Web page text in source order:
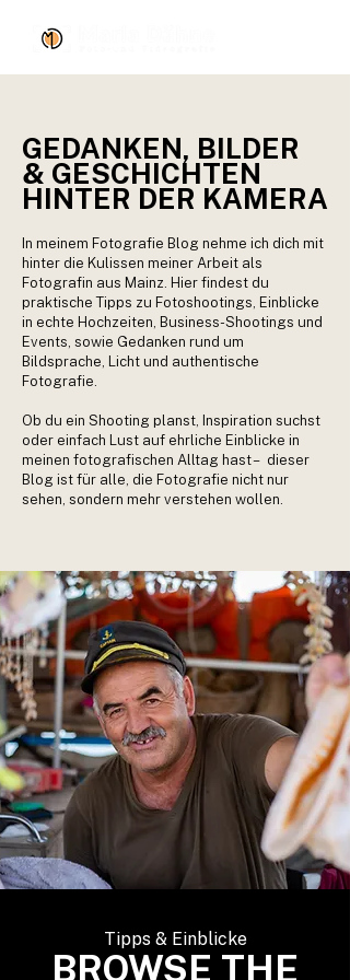
GEDANKEN, BILDER
& GESCHICHTEN
HINTER DER KAMERA
In meinem Fotografie Blog nehme ich dich mit
hinter die Kulissen meiner Arbeit als
Fotografin aus Mainz. Hier findest du
praktische Tipps zu Fotoshootings, Einblicke
in echte Hochzeiten, Business-Shootings und
Events, sowie Gedanken rund um
Bildsprache, Licht und authentische
Fotografie.
Ob du ein Shooting planst, Inspiration suchst
oder einfach Lust auf ehrliche Einblicke in
meinen fotografischen Alltag hast – dieser
Blog ist für alle, die Fotografie nicht nur
sehen, sondern mehr verstehen wollen.
Tipps & Einblicke
BROWSE THE